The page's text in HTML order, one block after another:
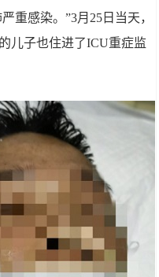
重感染。”3月25日当天，
儿子也住进了ICU重症监